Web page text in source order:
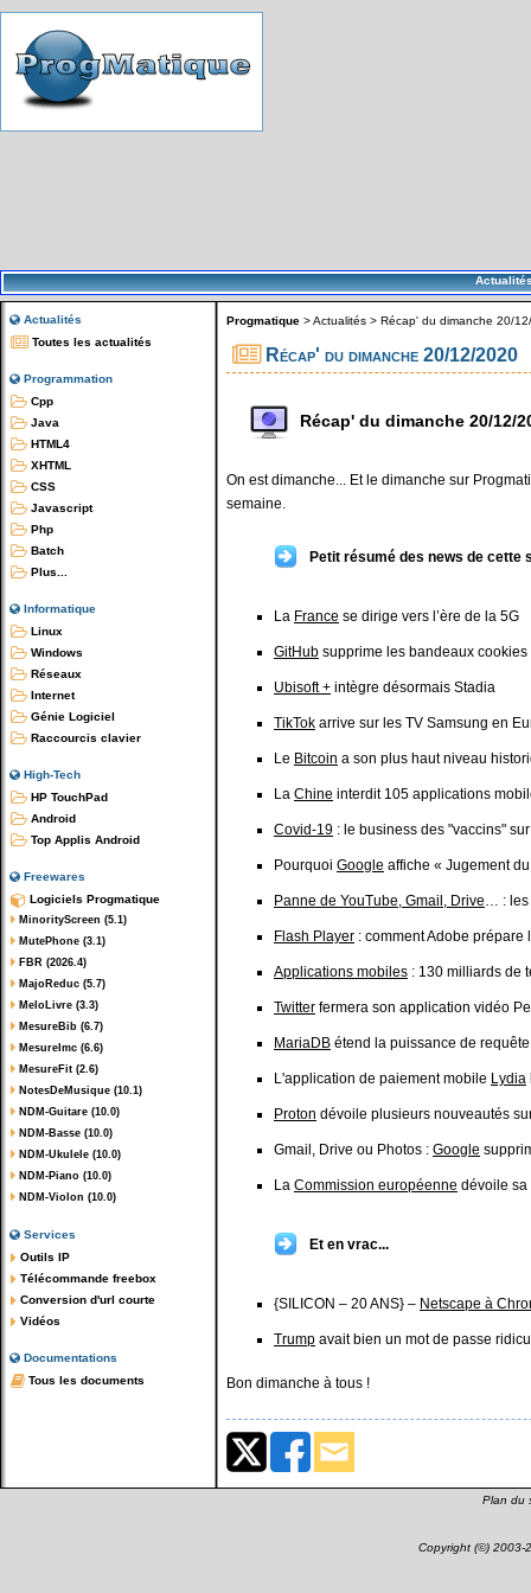
Actualités
Toutes les actualités
Programmation
Cpp
Java
HTML4
XHTML
CSS
Javascript
Php
Batch
Plus...
Informatique
Linux
Windows
Réseaux
Internet
Génie Logiciel
Raccourcis clavier
High-Tech
HP TouchPad
Android
Top Applis Android
Freewares
Logiciels Progmatique
MinorityScreen (5.1)
MutePhone (3.1)
FBR (2026.4)
MajoReduc (5.7)
MeloLivre (3.3)
MesureBib (6.7)
MesureImc (6.6)
MesureFit (2.6)
NotesDeMusique (10.1)
NDM-Guitare (10.0)
NDM-Basse (10.0)
NDM-Ukulele (10.0)
NDM-Piano (10.0)
NDM-Violon (10.0)
Services
Outils IP
Télécommande freebox
Conversion d'url courte
Vidéos
Documentations
Tous les documents
Progmatique >Actualités > Récap' du dimanche 20/
Récap' du dimanche 20/12/2020
Récap' du dimanche 20/12/
On est dimanche... Et le dimanche sur
semaine.
Petit résumé des news de cette
La France se dirige vers l’ère de la 5G
GitHub supprime les bandeaux cookies
Ubisoft + intègre désormais Stadia
TikTok arrive sur les TV Samsung en
Le Bitcoin a son plus haut niveau
La Chine interdit 105 applications
Covid-19 : le business des "vaccins"
Pourquoi Google affiche « Jugement
Panne de YouTube, Gmail, Drive… : les
Flash Player : comment Adobe prépare
Applications mobiles : 130 milliards de
Twitter fermera son application vidéo
MariaDB étend la puissance de
L'application de paiement mobile Lydia
Proton dévoile plusieurs nouveautés
Gmail, Drive ou Photos : Google
La Commission européenne dévoile sa
Et en vrac...
{SILICON – 20 ANS} – Netscape à
Trump avait bien un mot de passe
Bon dimanche à tous !
Plan du
Copyright (©) 2003-